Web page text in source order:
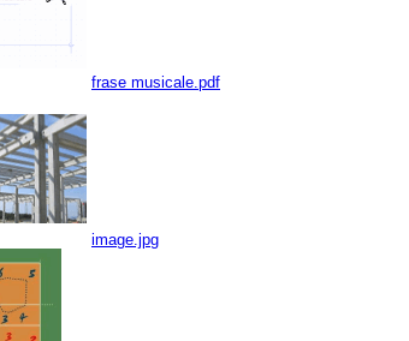
frase musicale.pdf
image.jpg